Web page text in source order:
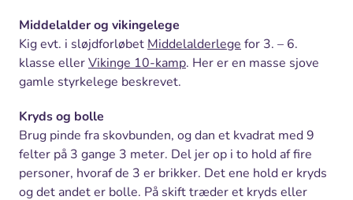
Middelalder og vikingelege
Kig evt. i sløjdforløbet Middelalderlege for 3. – 6.
klasse ellerVikinge 10-kamp. Her er en masse sjove
gamle styrkelege beskrevet.
Kryds og bolle
Brug pinde fra skovbunden, og dan et kvadrat med 9
felter på 3 gange 3 meter. Del jer op i to hold af fire
personer, hvoraf de 3 er brikker. Det ene hold er kryds
og det andet er bolle. På skift træder et kryds eller